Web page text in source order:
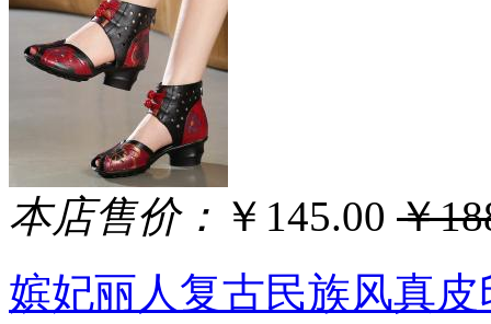
本店售价： ￥145.00 ￥
嫔妃丽人复古民族风真